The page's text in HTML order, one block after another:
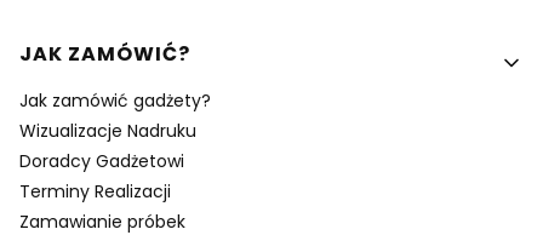
Linki w stopce
JAK ZAMÓWIĆ?
Jak zamówić gadżety?
Wizualizacje Nadruku
Doradcy Gadżetowi
Terminy Realizacji
Zamawianie próbek